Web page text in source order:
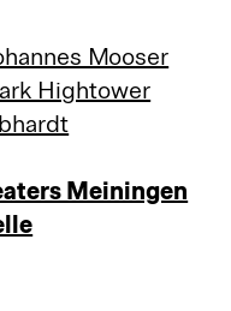
Mooser
Hightower
Meiningen